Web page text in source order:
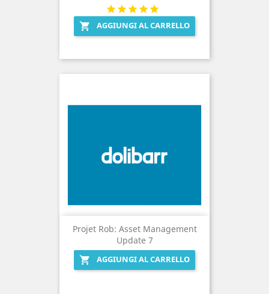
 AGGIUNGI AL CARRELLO
Projet Rob: Asset Management
Update 7

AGGIUNGI AL CARRELLO